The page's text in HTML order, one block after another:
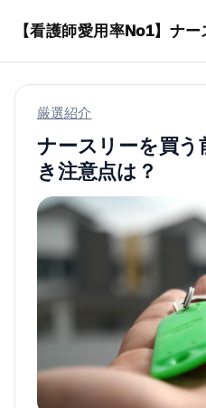
厳選紹介
ナースリーを買
き注意点は？